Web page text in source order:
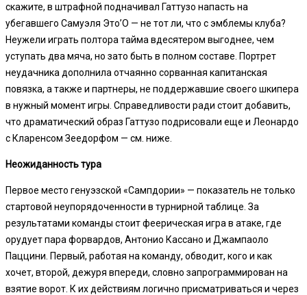
скажите, в штрафной подначивал Гаттузо напасть на
убегавшего Самуэля Это’О — не тот ли, что с эмблемы клуба?
Неужели играть полтора тайма вдесятером выгоднее, чем
уступать два мяча, но зато быть в полном составе. Портрет
неудачника дополнила отчаянно сорванная капитанская
повязка, а также и партнеры, не поддержавшие своего шкипера
в нужный момент игры. Справедливости ради стоит добавить,
что драматический образ Гаттузо подрисовали еще и Леонардо
с Кларенсом Зеедорфом — см. ниже.
Неожиданность тура
Первое место генуэзской «Сампдории» — показатель не только
стартовой неупорядоченности в турнирной таблице. За
результатами команды стоит феерическая игра в атаке, где
орудует пара форвардов, Антонио Кассано и Джампаоло
Паццини. Первый, работая на команду, обводит, кого и как
хочет, второй, дежуря впереди, словно запрограммирован на
взятие ворот. К их действиям логично присматриваться и через